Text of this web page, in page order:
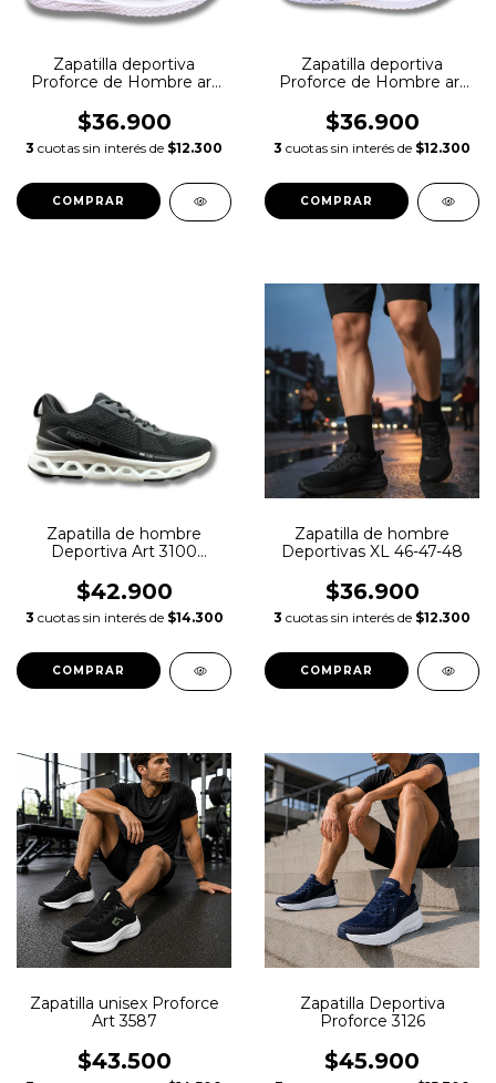
Zapatilla deportiva
Proforce de Hombre art
$36.900
3 cuotas sin interés de $12.300
COMPRAR
Zapatilla deportiva
Proforce de Hombre art
$36.900
3 cuotas sin interés de $12.300
COMPRAR
Zapatilla de hombre
Deportiva Art 3100
$42.900
3 cuotas sin interés de $14.300
COMPRAR
Zapatilla de hombre
Deportivas XL 46-47-48
$36.900
3 cuotas sin interés de $12.300
COMPRAR
Zapatilla unisex Proforce
Art 3587
$43.500
Zapatilla Deportiva
Proforce 3126
$45.900